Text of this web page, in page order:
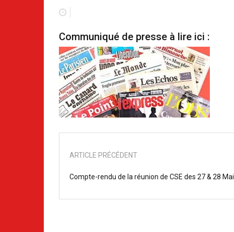
Communiqué de presse à lire ici :
ARTICLE PRÉCÉDENT
Compte-rendu de la réunion de CSE des 27 & 28 Mai